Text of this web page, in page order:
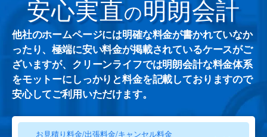
安心実直の明朗会計
他社のホームページには明確な料金が書かれていなか
ったり、極端に安い料金が掲載されているケースがご
ざいますが、クリーンライフでは明朗会計な料金体系
をモットーにしっかりと料金を記載しておりますので
安心してご利用いただけます。
お見積り料金/出張料金/キャンセル料金